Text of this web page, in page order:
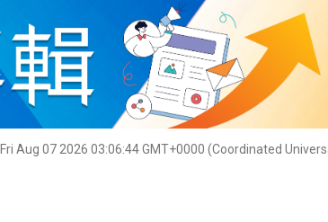
Fri Aug 07 2026 03:06:45 GMT+0000 (Coordinated
名家榜 灼見活動 關於我們